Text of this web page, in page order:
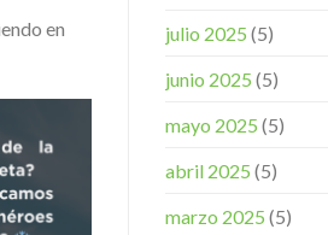
en
julio 2025 (5)
junio 2025 (5)
mayo 2025 (5)
abril 2025 (5)
marzo 2025 (5)